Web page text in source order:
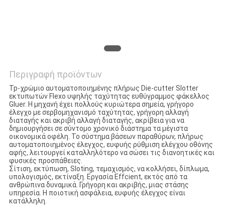
PRIVACY
POLICY
Περιγραφή προϊόντων
Tp-χρώμιο αυτοματοποιημένης πλήρως Die-cutter Slotter
εκτυπωτών Flexo υψηλής ταχύτητας ευθύγραμμος φάκελλος
Gluer. Η μηχανή έχει πολλούς κυριώτερα σημεία, γρήγορο
έλεγχο με σερβομηχανισμό ταχύτητας, γρήγορη αλλαγή
διαταγής και ακριβή αλλαγή διαταγής, ακρίβεια για να
δημιουργήσει σε σύντομο χρονικό διάστημα τα μέγιστα
οικονομικά οφέλη. Το σύστημα βάσεων παραθύρων, πλήρως
αυτοματοποιημένος έλεγχος, ευφυής ρύθμιση ελέγχου οθόνης
αφής, λειτουργεί καταλληλότερο να σώσει τις διανοητικές και
φυσικές προσπάθειες.
Σίτιση, εκτύπωση, Sloting, τεμαχισμός, να κολλήσει, δίπλωμα,
υπολογισμός, εκτίναξη. Εργασία Effcient, εκτός από τα
ανθρώπινα δυναμικά. Γρήγορη και ακριβής, μιας στάσης
υπηρεσία. Η ποιοτική ασφάλεια, ευφυής έλεγχος είναι
κατάλληλη.